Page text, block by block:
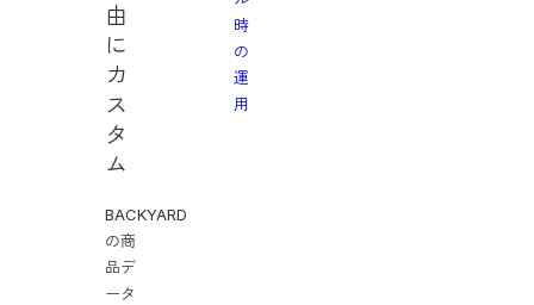
由
に
カ
ス
タ
ム
BACKYARD
の商
品デ
ータ
時
の
運
用